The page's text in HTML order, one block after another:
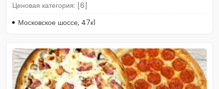
Ценовая категория: [6]
Московское шоссе, 47к1